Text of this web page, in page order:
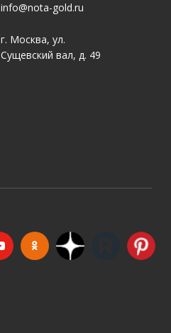
info@nota-gold.ru
г. Москва, ул.
Сущевский вал, д. 49